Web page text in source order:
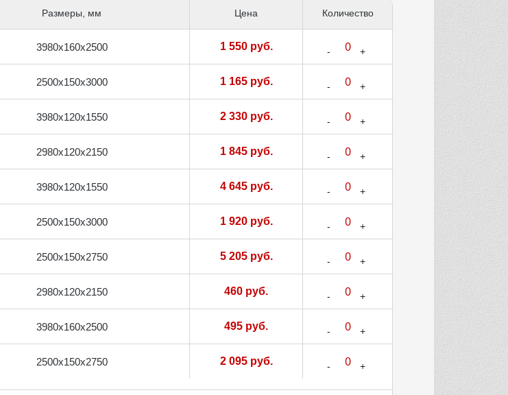
Размеры, мм Цена Количество
3980x160x2500 1 550 руб.
2500x150x3000 1 165 руб.
3980x120x1550 2 330 руб.
2980x120x2150 1 845 руб.
3980x120x1550 4 645 руб.
2500x150x3000 1 920 руб.
2500x150x2750 5 205 руб.
2980x120x2150 460 руб.
3980x160x2500 495 руб.
2500x150x2750 2 095 руб.